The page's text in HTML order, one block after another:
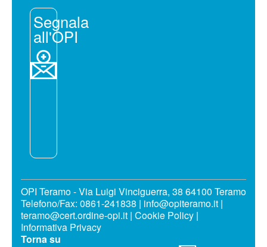
Segnala
all'OPI
OPI Teramo - Via Luigi Vinciguerra, 38 64100 Teramo
Telefono/Fax: 0861-241838 | info@opiteramo.it |
teramo@cert.ordine-opi.it | Cookie Policy |
Informativa Privacy
Torna su